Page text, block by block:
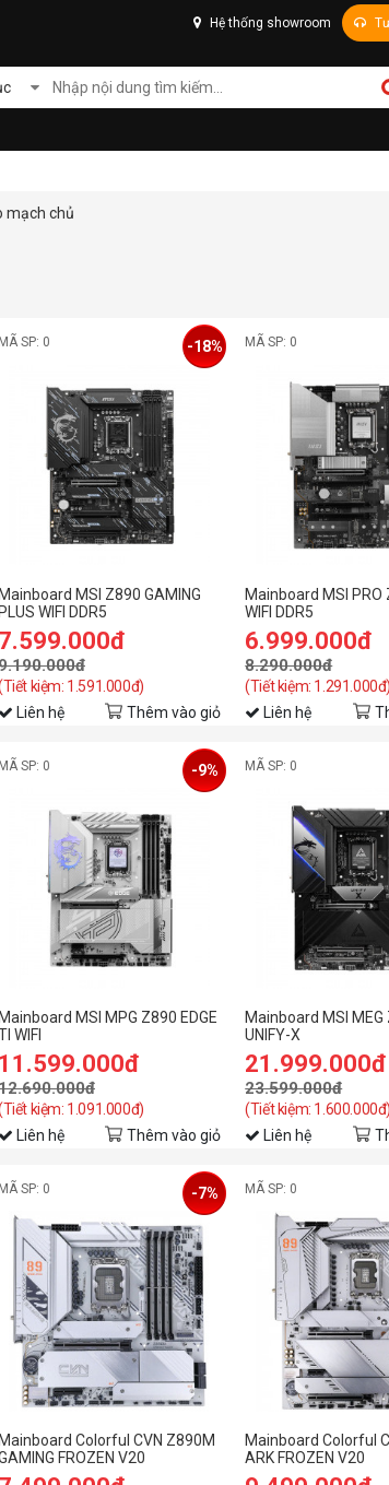
Hệ thống showroom
mạch chủ
MÃ SP: 0
MSI Z890 GAMING
WIFI DDR5
7.599.000đ
kiệm: 1.591.000đ)
-18%
Liên hệ Thêm vào giỏ
MÃ SP: 0
Mainboard MSI PRO
WIFI DDR5
6.999.000đ
8.290.000đ
(Tiết kiệm: 1.291.000đ)
Liên hệ
MÃ SP: 0
Mainboard MSI MPG Z890 EDGE
WIFI
11.599.000đ
kiệm: 1.091.000đ)
-9%
Liên hệ Thêm vào giỏ
MÃ SP: 0
Mainboard MSI MEG
UNIFY-X
21.999.000đ
23.599.000đ
(Tiết kiệm: 1.600.000đ)
Liên hệ
MÃ SP: 0
Mainboard Colorful CVN Z890M
FROZEN V20
-7% MÃ SP: 0
Mainboard Colorful
ARK FROZEN V20